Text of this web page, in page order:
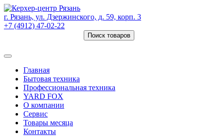
г. Рязань, ул. Дзержинского, д. 59, корп. 3
+7 (4912) 47-02-22
Поиск товаров
Главная
Бытовая техника
Профессиональная техника
YARD FOX
О компании
Сервис
Товары месяца
Контакты